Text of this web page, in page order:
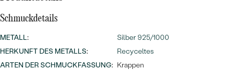
NACH DER FORM
MASSGEFERTIGTER
Ohrrinnge
Personalisierte
Meistverkaufte
Ringe
Schmuckdetails
METALL:
Silber 925/1000
HERKUNFT DES METALLS:
Recyceltes
ARTEN DER SCHMUCKFASSUNG: Krappen